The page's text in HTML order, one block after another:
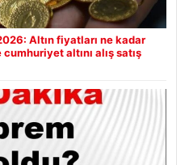
Altın fiyatları ne kadar
altını alış satış